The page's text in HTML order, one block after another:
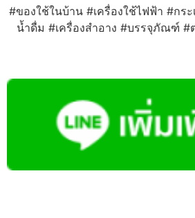
#ของใช้ในบ้าน #เครื่องใช้ไฟฟ้า #กระ
น้ำดื่ม #เครื่องสำอาง #บรรจุภัณฑ์ #